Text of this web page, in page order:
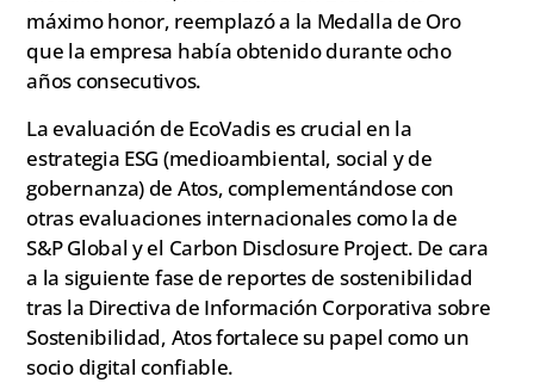
máximo honor, reemplazó a la Medalla de Oro
que la empresa había obtenido durante ocho
años consecutivos.
La evaluación de EcoVadis es crucial en la
estrategia ESG (medioambiental, social y de
gobernanza) de Atos, complementándose con
otras evaluaciones internacionales como la de
S&P Global y el Carbon Disclosure Project. De cara
a la siguiente fase de reportes de sostenibilidad
tras la Directiva de Información Corporativa sobre
Sostenibilidad, Atos fortalece su papel como un
socio digital confiable.